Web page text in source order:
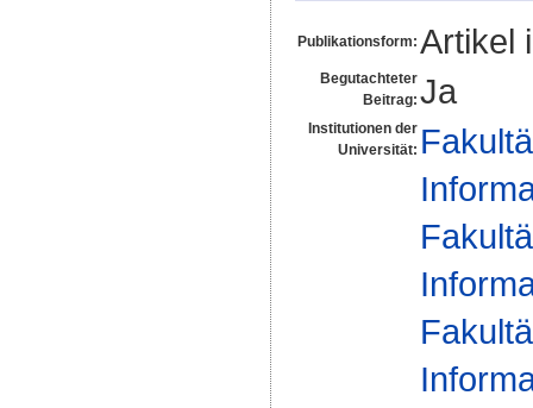
Publikationsform: Artikel
Begutachteter
Beitrag: Ja
Institutionen der
Universität: